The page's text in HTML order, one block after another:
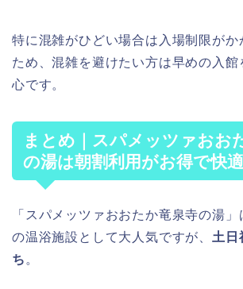
特に混雑がひどい場合は入場制限がか
ため、混雑を避けたい方は早めの入館
心です。
まとめ｜スパメッツァおお
の湯は朝割利用がお得で快適
「スパメッツァおおたか竜泉寺の湯
の温浴施設として大人気ですが、 土日
ち 。